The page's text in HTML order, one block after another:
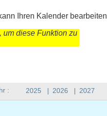
: 2025 | 2026 | 2027
Ihren Kalender bearbeiten
um diese Funktion zu